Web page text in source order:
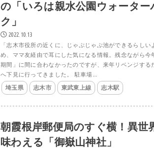
の「いろは親水公園ウォーター
ク」
2022.10.13
「志木市役所の近くに、じゃぶじゃぶ池ができるらしい
め、ママ友経由で耳にした気になる情報。残念ながら今
期間」に間に合わなかったのですが、来年リベンジする
へ下見に行ってきました。 駐車場...
埼玉県 志木市 東武東上線 志木駅
朝霞根岸郵便局のすぐ横！異世
味わえる「御嶽山神社」